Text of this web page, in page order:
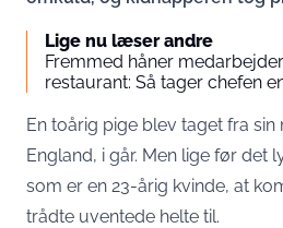
Lige nu læser andre
Fremmed håner
restaurant: Så tager chefen
En toårig pige blev taget fra sin
England, i går. Men lige før det
som er en 23-årig kvinde, at
trådte uventede helte til.